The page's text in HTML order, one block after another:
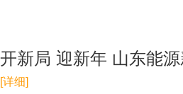
开新局 迎新年 山东能
[详细]